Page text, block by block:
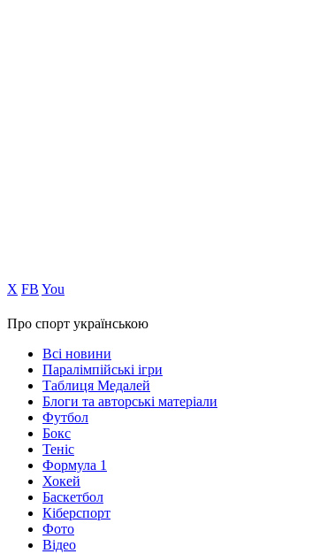
Х FB You
Про спорт українською
Всі новини
Паралімпійські ігри
Таблиця Медалей
Блоги та авторські матеріали
Футбол
Бокс
Теніс
Формула 1
Хокей
Баскетбол
Кіберспорт
Фото
Відео